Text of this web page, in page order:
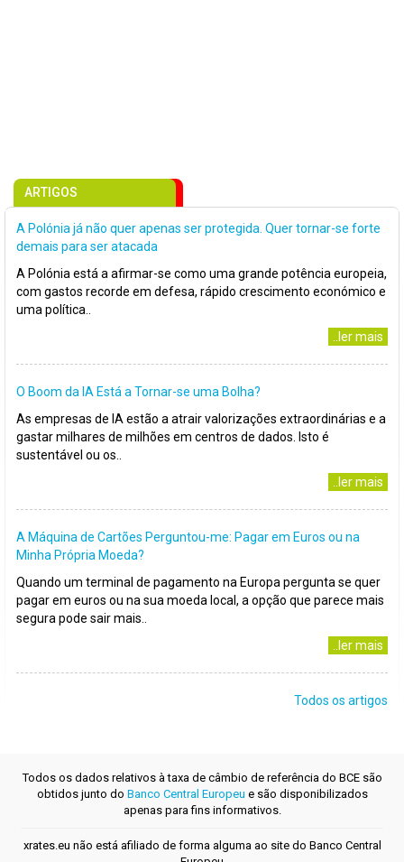
ARTIGOS
A Polónia já não quer apenas ser protegida. Quer tornar-se forte
demais para ser atacada
A Polónia está a afirmar-se como uma grande potência europeia,
com gastos recorde em defesa, rápido crescimento económico e
uma política..
..ler mais
O Boom da IA Está a Tornar-se uma Bolha?
As empresas de IA estão a atrair valorizações extraordinárias e a
gastar milhares de milhões em centros de dados. Isto é
sustentável ou os..
..ler mais
A Máquina de Cartões Perguntou-me: Pagar em Euros ou na
Minha Própria Moeda?
Quando um terminal de pagamento na Europa pergunta se quer
pagar em euros ou na sua moeda local, a opção que parece mais
segura pode sair mais..
..ler mais
Todos os artigos
Todos os dados relativos à taxa de câmbio de referência do BCE são
obtidos junto do Banco Central Europeu e são disponibilizados
apenas para fins informativos.
xrates.eu não está afiliado de forma alguma ao site do Banco Central